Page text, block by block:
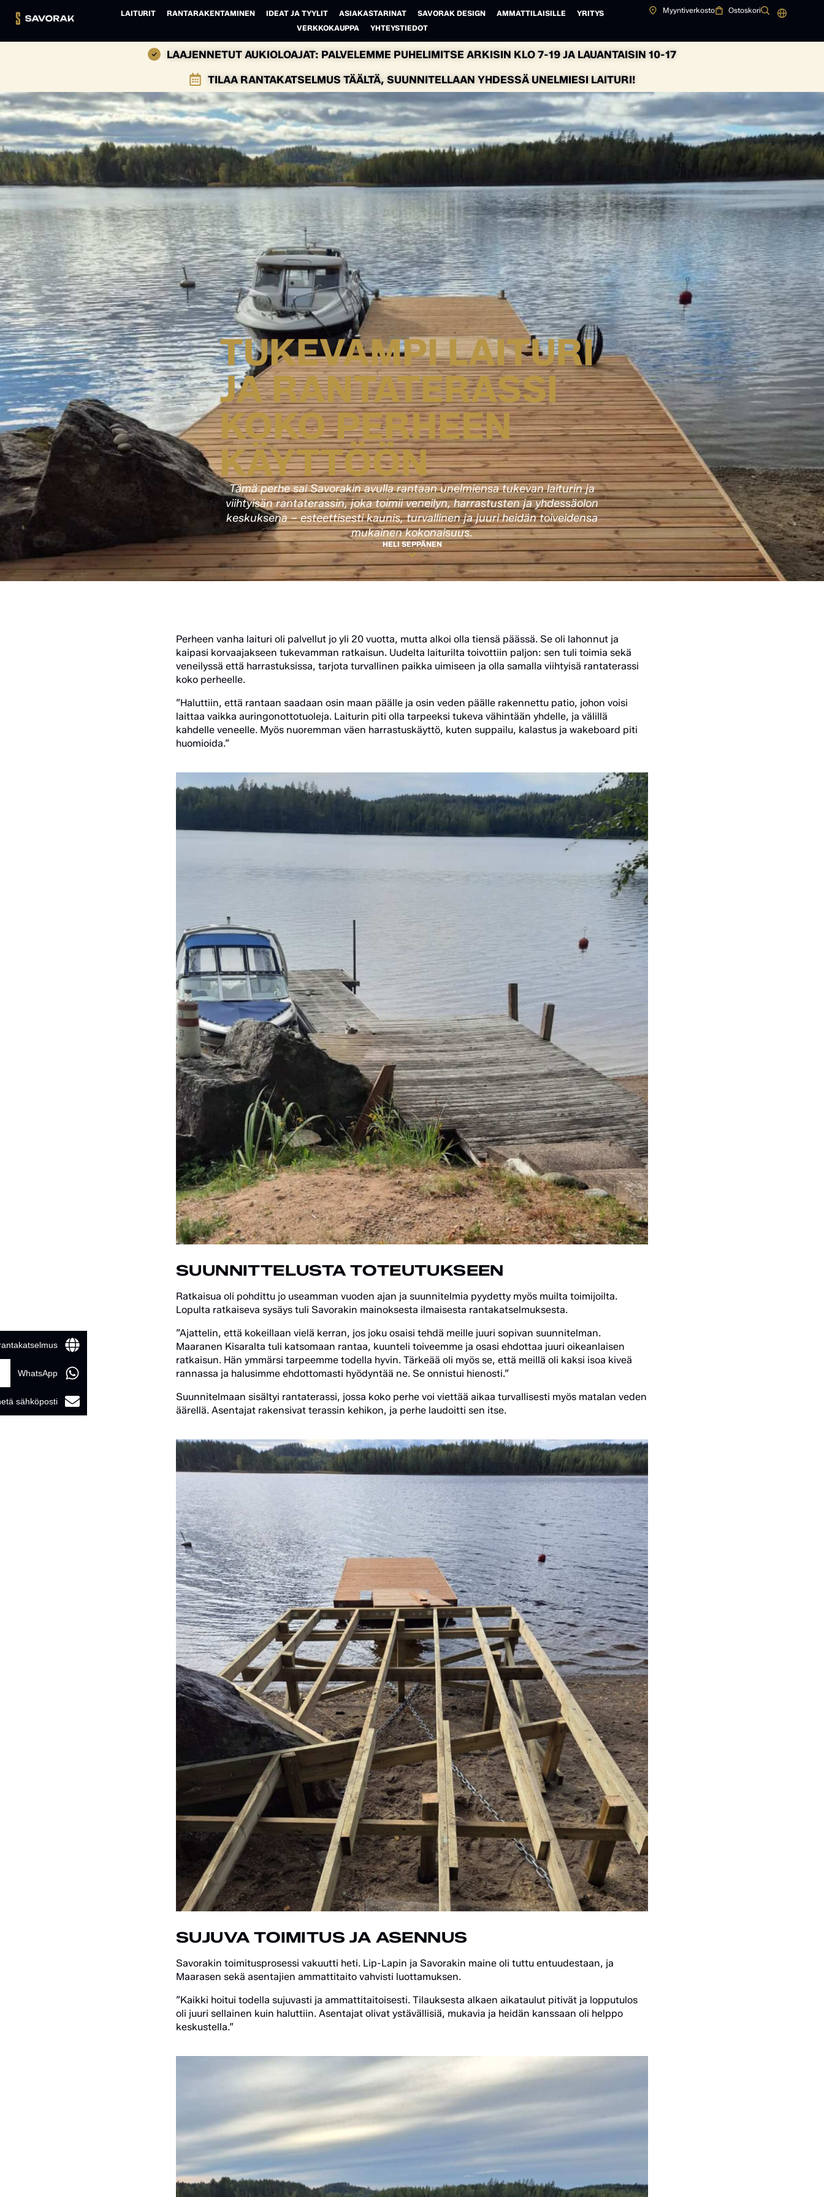
LAITURIT RANTARAKENTAMINEN IDEAT JA TYYLIT ASIAKASTARINAT SAVORAK DESIGN AMMATTILAISILLE
YRITYS
VERKKOKAUPPA
YHTEYSTIEDOT
Myyntiverkosto Ostoskori
LAAJENNETUT AUKIOLOAJAT: PALVELEMME PUHELIMITSE ARKISIN KLO 7-19 JA LAUANTAISIN 10-17
TILAA RANTAKATSELMUS TÄÄLTÄ, SUUNNITELLAAN YHDESSÄ UNELMIESI LAITURI!
TUKEVAMPI LAITURI
JA RANTATERASSI
KOKO PERHEEN
KÄYTTÖÖN
Tämä perhe sai Savorakin avulla rantaan unelmiensa tukevan laiturin ja
viihtyisän rantaterassin, joka toimii veneilyn, harrastusten ja yhdessäolon
keskuksena – esteettisesti kaunis, turvallinen ja juuri heidän toiveidensa
mukainen kokonaisuus.
HELI SEPPÄNEN
Perheen vanha laituri oli palvellut jo yli 20 vuotta, mutta alkoi olla tiensä päässä. Se oli lahonnut ja
kaipasi korvaajakseen tukevamman ratkaisun. Uudelta laiturilta toivottiin paljon: sen tuli toimia sekä
veneilyssä että harrastuksissa, tarjota turvallinen paikka uimiseen ja olla samalla viihtyisä rantaterassi
koko perheelle.
”Haluttiin, että rantaan saadaan osin maan päälle ja osin veden päälle rakennettu patio, johon voisi
laittaa vaikka auringonottotuoleja. Laiturin piti olla tarpeeksi tukeva vähintään yhdelle, ja välillä
kahdelle veneelle. Myös nuoremman väen harrastuskäyttö, kuten suppailu, kalastus ja wakeboard piti
huomioida.”
SUUNNITTELUSTA TOTEUTUKSEEN
Ratkaisua oli pohdittu jo useamman vuoden ajan ja suunnitelmia pyydetty myös muilta toimijoilta.
Lopulta ratkaiseva sysäys tuli Savorakin mainoksesta ilmaisesta rantakatselmuksesta.
”Ajattelin, että kokeillaan vielä kerran, jos joku osaisi tehdä meille juuri sopivan suunnitelman.
Maaranen Kisaralta tuli katsomaan rantaa, kuunteli toiveemme ja osasi ehdottaa juuri oikeanlaisen
ratkaisun. Hän ymmärsi tarpeemme todella hyvin. Tärkeää oli myös se, että meillä oli kaksi isoa kiveä
rannassa ja halusimme ehdottomasti hyödyntää ne. Se onnistui hienosti.”
Suunnitelmaan sisältyi rantaterassi, jossa koko perhe voi viettää aikaa turvallisesti myös matalan veden
äärellä. Asentajat rakensivat terassin kehikon, ja perhe laudoitti sen itse.
SUJUVA TOIMITUS JA ASENNUS
Savorakin toimitusprosessi vakuutti heti. Lip-Lapin ja Savorakin maine oli tuttu entuudestaan, ja
Maarasen sekä asentajien ammattitaito vahvisti luottamuksen.
”Kaikki hoitui todella sujuvasti ja ammattitaitoisesti. Tilauksesta alkaen aikataulut pitivät ja lopputulos
oli juuri sellainen kuin haluttiin. Asentajat olivat ystävällisiä, mukavia ja heidän kanssaan oli helppo
keskustella.”
WhatsApp
sähköposti